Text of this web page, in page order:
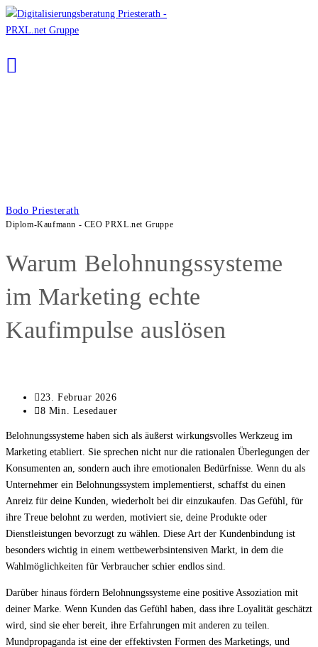
Zum
Inhalt
Bodo Priesterath
Diplom-Kaufmann - CEO PRXL.net Gruppe
Warum Belohnungssysteme
im Marketing echte
Kaufimpulse auslösen
Beitrag
zuletzt
am:
23. Februar 2026
Lesedauer:
8 Min. Lesedauer
Belohnungssysteme haben sich als äußerst wirkungsvolles Werkzeug im
Marketing etabliert. Sie sprechen nicht nur die rationalen Überlegungen der
Konsumenten an, sondern auch ihre emotionalen Bedürfnisse. Wenn du als
Unternehmer ein Belohnungssystem implementierst, schaffst du einen
Anreiz für deine Kunden, wiederholt bei dir einzukaufen. Das Gefühl, für
ihre Treue belohnt zu werden, motiviert sie, deine Produkte oder
Dienstleistungen bevorzugt zu wählen. Diese Art der Kundenbindung ist
besonders wichtig in einem wettbewerbsintensiven Markt, in dem die
Wahlmöglichkeiten für Verbraucher schier endlos sind.
Darüber hinaus fördern Belohnungssysteme eine positive Assoziation mit
deiner Marke. Wenn Kunden das Gefühl haben, dass ihre Loyalität geschätzt
wird, sind sie eher bereit, ihre Erfahrungen mit anderen zu teilen.
Mundpropaganda ist eine der effektivsten Formen des Marketings, und